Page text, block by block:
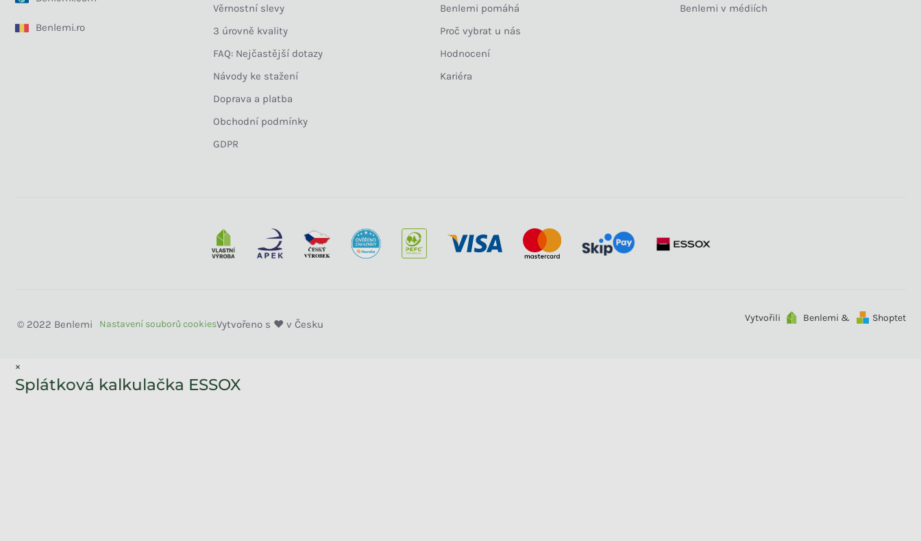
Benlemi.ro
Věrnostní slevy
3 úrovně kvality
FAQ: Nejčastější dotazy
Návody ke stažení
Doprava a platba
Obchodní podmínky
GDPR
Benlemi pomáhá
Proč vybrat u nás
Hodnocení
Kariéra
Benlemi v médiích
Vytvořili Benlemi & Shoptet
Benlemi
×
Splátková kalkulačka ESSOX